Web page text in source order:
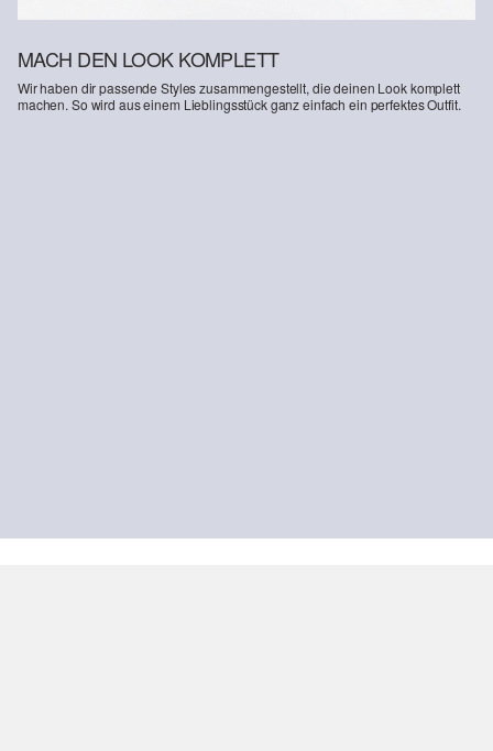
MACH DEN LOOK KOMPLETT
Wir haben dir passende Styles zusammengestellt, die deinen Look komplett
machen. So wird aus einem Lieblingsstück ganz einfach ein perfektes Outfit.